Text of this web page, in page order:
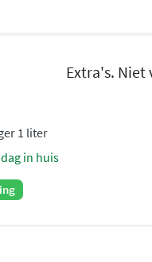
HetEcoair
waterdruk, zelfs bij
het Flühs systeem dat
de installatie
en
Extra's.
1 liter
in huis